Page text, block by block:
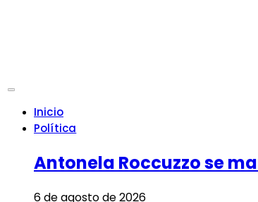
Inicio
Política
Antonela Roccuzzo se
6 de agosto de 2026